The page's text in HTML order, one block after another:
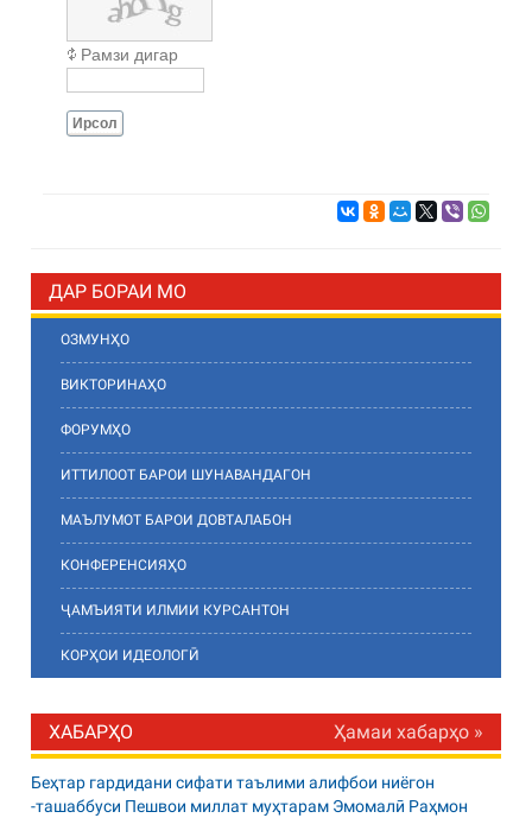
Рамзи дигар
Ирсол
ДАР БОРАИ МО
ОЗМУНҲО
ВИКТОРИНАҲО
ФОРУМҲО
ИТТИЛООТ БАРОИ ШУНАВАНДАГОН
МАЪЛУМОТ БАРОИ ДОВТАЛАБОН
КОНФЕРЕНСИЯҲО
ҶАМЪИЯТИ ИЛМИИ КУРСАНТОН
КОРҲОИ ИДЕОЛОГӢ
ХАБАРҲО Ҳамаи хабарҳо »
Беҳтар гардидани сифати таълими алифбои ниёгон
-ташаббуси Пешвои миллат муҳтарам Эмомалӣ Раҳмон